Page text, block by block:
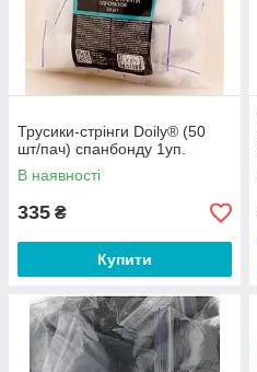
Трусики-стрінги Doily® (50
шт/пач) спанбонду 1уп.
В наявності
335 ₴
Купити